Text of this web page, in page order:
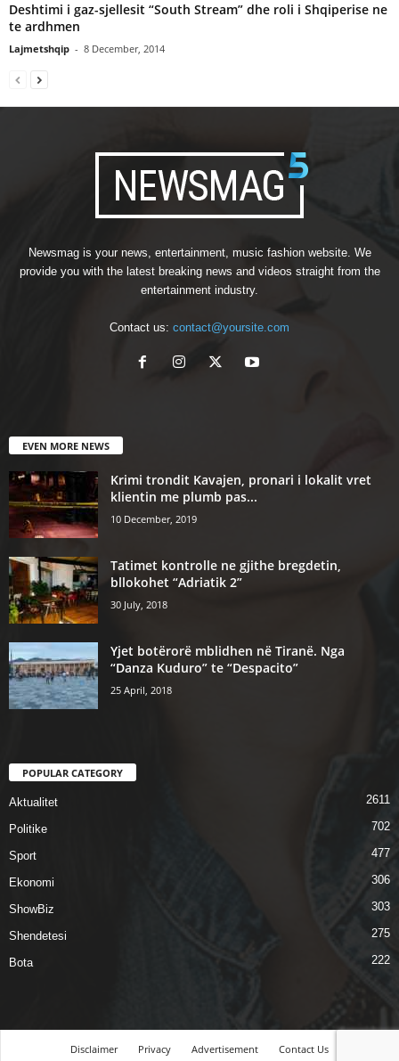
Deshtimi i gaz-sjellesit “South Stream” dhe roli i Shqiperise ne
te ardhmen
Lajmetshqip - 8 December, 2014
Newsmag is your news, entertainment, music fashion website. We
provide you with the latest breaking news and videos straight from the
entertainment industry.
Contact us: contact@yoursite.com
EVEN MORE NEWS
Krimi trondit Kavajen, pronari i lokalit vret
klientin me plumb pas...
10 December, 2019
Tatimet kontrolle ne gjithe bregdetin,
bllokohet “Adriatik 2”
30 July, 2018
Yjet botërorë mblidhen në Tiranë. Nga
“Danza Kuduro” te “Despacito”
25 April, 2018
POPULAR CATEGORY
Aktualitet 2611
Politike 702
Sport 477
Ekonomi 306
ShowBiz 303
Shendetesi 275
Bota 222
Disclaimer Privacy Advertisement Contact Us